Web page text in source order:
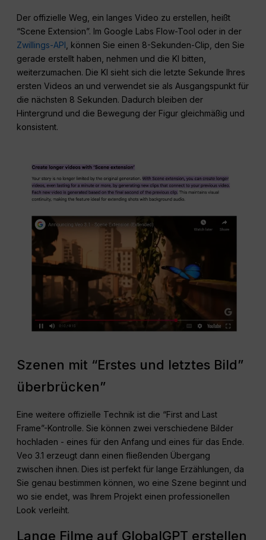
Der offizielle Weg, ein langes Video zu erstellen, heißt
“Scene Extension”. Im Google Labs Flow-Tool oder in der
Zwillings-API , können Sie einen 8-Sekunden-Clip, den Sie
gerade erstellt haben, nehmen und die KI bitten,
weiterzumachen. Die KI sieht sich die letzte Sekunde Ihres
ersten Videos an und verwendet sie als Ausgangspunkt für
die nächsten 8 Sekunden. Dadurch bleiben der
Hintergrund und die Bewegung der Figur gleichmäßig und
konsistent.
Szenen mit “Erstes und letztes Bild”
überbrücken”
Eine weitere offizielle Technik ist die “First and Last
Frame”-Kontrolle. Sie können zwei verschiedene Bilder
hochladen - eines für den Anfang und eines für das Ende.
Veo 3.1 erzeugt dann einen fließenden Übergang
zwischen ihnen. Dies ist perfekt für lange Erzählungen, da
Sie genau bestimmen können, wo eine Szene beginnt und
wo sie endet, was Ihrem Projekt einen professionellen
Look verleiht.
Lange Filme auf GlobalGPT erstellen